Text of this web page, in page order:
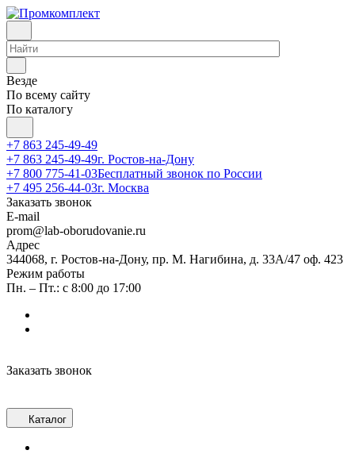
Везде
По всему сайту
По каталогу
+7 863 245-49-49
+7 863 245-49-49г. Ростов-на-Дону
+7 800 775-41-03Бесплатный звонок по России
+7 495 256-44-03г. Москва
Заказать звонок
E-mail
prom@lab-oborudovanie.ru
Адрес
344068, г. Ростов-на-Дону, пр. М. Нагибина, д. 33А/47 оф. 423
Режим работы
Пн. – Пт.: с 8:00 до 17:00
Заказать звонок
Каталог